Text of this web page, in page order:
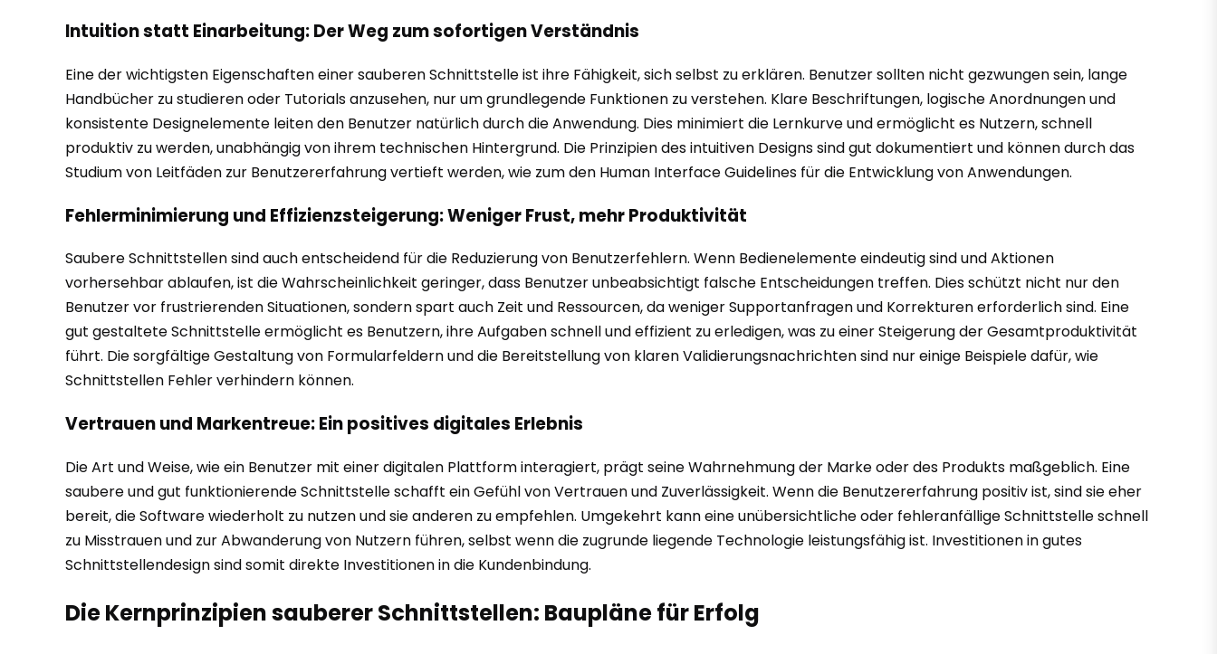
Intuition statt Einarbeitung: Der Weg zum sofortigen Verständnis
Eine der wichtigsten Eigenschaften einer sauberen Schnittstelle ist ihre Fähigkeit, sich selbst zu erklären. Benutzer sollten nicht gezwungen sein, lange
Handbücher zu studieren oder Tutorials anzusehen, nur um grundlegende Funktionen zu verstehen. Klare Beschriftungen, logische Anordnungen und
konsistente Designelemente leiten den Benutzer natürlich durch die Anwendung. Dies minimiert die Lernkurve und ermöglicht es Nutzern, schnell
produktiv zu werden, unabhängig von ihrem technischen Hintergrund. Die Prinzipien des intuitiven Designs sind gut dokumentiert und können durch das
Studium von Leitfäden zur Benutzererfahrung vertieft werden, wie zum den Human Interface Guidelines für die Entwicklung von Anwendungen.
Fehlerminimierung und Effizienzsteigerung: Weniger Frust, mehr Produktivität
Saubere Schnittstellen sind auch entscheidend für die Reduzierung von Benutzerfehlern. Wenn Bedienelemente eindeutig sind und Aktionen
vorhersehbar ablaufen, ist die Wahrscheinlichkeit geringer, dass Benutzer unbeabsichtigt falsche Entscheidungen treffen. Dies schützt nicht nur den
Benutzer vor frustrierenden Situationen, sondern spart auch Zeit und Ressourcen, da weniger Supportanfragen und Korrekturen erforderlich sind. Eine
gut gestaltete Schnittstelle ermöglicht es Benutzern, ihre Aufgaben schnell und effizient zu erledigen, was zu einer Steigerung der Gesamtproduktivität
führt. Die sorgfältige Gestaltung von Formularfeldern und die Bereitstellung von klaren Validierungsnachrichten sind nur einige Beispiele dafür, wie
Schnittstellen Fehler verhindern können.
Vertrauen und Markentreue: Ein positives digitales Erlebnis
Die Art und Weise, wie ein Benutzer mit einer digitalen Plattform interagiert, prägt seine Wahrnehmung der Marke oder des Produkts maßgeblich. Eine
saubere und gut funktionierende Schnittstelle schafft ein Gefühl von Vertrauen und Zuverlässigkeit. Wenn die Benutzererfahrung positiv ist, sind sie eher
bereit, die Software wiederholt zu nutzen und sie anderen zu empfehlen. Umgekehrt kann eine unübersichtliche oder fehleranfällige Schnittstelle schnell
zu Misstrauen und zur Abwanderung von Nutzern führen, selbst wenn die zugrunde liegende Technologie leistungsfähig ist. Investitionen in gutes
Schnittstellendesign sind somit direkte Investitionen in die Kundenbindung.
Die Kernprinzipien sauberer Schnittstellen: Baupläne für Erfolg